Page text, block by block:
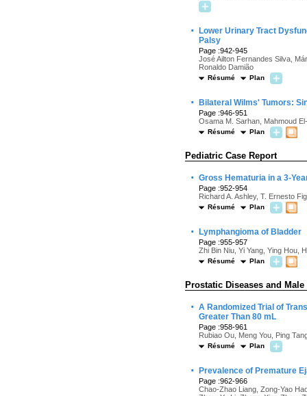
·
Lower Urinary Tract
Palsy
Page :942-945
José Ailton Fernandes Silva,
Ronaldo Damião
Résumé Plan
· Bilateral Wilms' Tumors:
Page :946-951
Osama M. Sarhan, Mahmoud
Résumé Plan
Pediatric Case Report
· Gross Hematuria in a 3-
Page :952-954
Richard A. Ashley, T. Ernesto
Résumé Plan
· Lymphangioma of Bladder
Page :955-957
Zhi Bin Niu, Yi Yang, Ying Hou,
Résumé Plan
Prostatic Diseases and
· A Randomized Trial of
Greater Than 80 mL
Page :958-961
Rubiao Ou, Meng You, Ping
Résumé Plan
· Prevalence of Premature
Page :962-966
Chao-Zhao Liang, Zong-Yao